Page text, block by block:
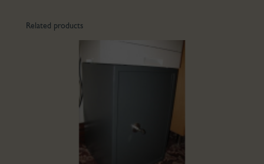
Related products